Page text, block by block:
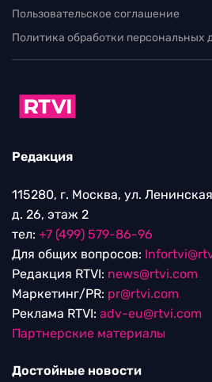
Пользовательское соглашение
Политика обработки персональных
Редакция
115280, г. Москва, ул.
д. 26, этаж 2
тел: +7 (499) 579-86-96
Для общих вопросов:
Редакция RTVI: news@rtvi.com
Маркетинг/PR: pr@rtvi.com
Реклама RTVI: adv-eu@rtvi.com
Партнерские материалы
Достойные новости